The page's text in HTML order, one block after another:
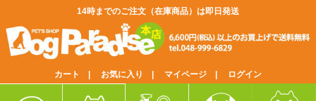
14時までのご注文（在庫商品）は即日発送
カート | お気に入り | マイページ | ログイン